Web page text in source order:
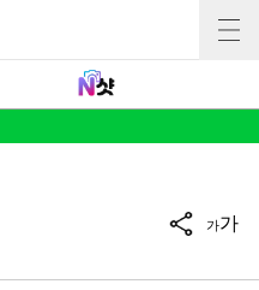
가가